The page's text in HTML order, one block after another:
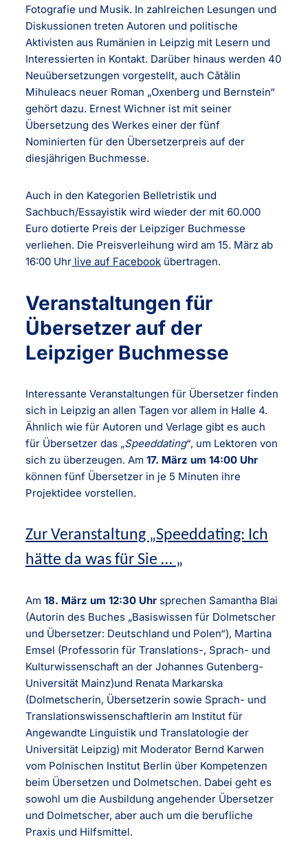
Fotografie und Musik. In zahlreichen Lesungen und
Diskussionen treten Autoren und politische
Aktivisten aus Rumänien in Leipzig mit Lesern und
Interessierten in Kontakt. Darüber hinaus werden 40
Neuübersetzungen vorgestellt, auch Cătălin
Mihuleacs neuer Roman „Oxenberg und Bernstein“
gehört dazu. Ernest Wichner ist mit seiner
Übersetzung des Werkes einer der fünf
Nominierten für den Übersetzerpreis auf der
diesjährigen Buchmesse.
Auch in den Kategorien Belletristik und
Sachbuch/Essayistik wird wieder der mit 60.000
Euro dotierte Preis der Leipziger Buchmesse
verliehen. Die Preisverleihung wird am 15. März ab
16:00 Uhr live auf Facebook übertragen.
Veranstaltungen für
Übersetzer auf der
Leipziger Buchmesse
Interessante Veranstaltungen für Übersetzer finden
sich in Leipzig an allen Tagen vor allem in Halle 4.
Ähnlich wie für Autoren und Verlage gibt es auch
für Übersetzer das „Speeddating“, um Lektoren von
sich zu überzeugen. Am17. März um 14:00 Uhr
können fünf Übersetzer in je 5 Minuten ihre
Projektidee vorstellen.
Zur Veranstaltung „Speeddating: Ich
hätte da was für Sie … „
Am18. März um 12:30 Uhr sprechen Samantha Blai
(Autorin des Buches „Basiswissen für Dolmetscher
und Übersetzer: Deutschland und Polen“), Martina
Emsel (Professorin für Translations-, Sprach- und
Kulturwissenschaft an der Johannes Gutenberg-
Universität Mainz)und Renata Markarska
(Dolmetscherin, Übersetzerin sowie Sprach- und
Translationswissenschaftlerin am Institut für
Angewandte Linguistik und Translatologie der
Universität Leipzig) mit Moderator Bernd Karwen
vom Polnischen Institut Berlin über Kompetenzen
beim Übersetzen und Dolmetschen. Dabei geht es
sowohl um die Ausbildung angehender Übersetzer
und Dolmetscher, aber auch um die berufliche
Praxis und Hilfsmittel.